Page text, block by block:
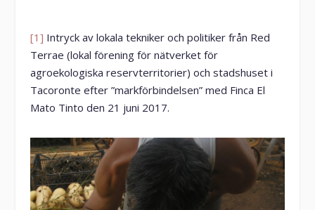
[1] Intryck av lokala tekniker och politiker från Red
Terrae (lokal förening för nätverket för
agroekologiska reservterritorier) och stadshuset i
Tacoronte efter ”markförbindelsen” med Finca El
Mato Tinto den 21 juni 2017.